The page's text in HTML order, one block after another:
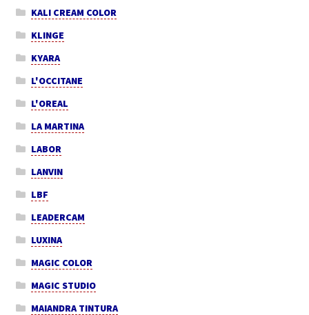
KALI CREAM COLOR
KLINGE
KYARA
L'OCCITANE
L'OREAL
LA MARTINA
LABOR
LANVIN
LBF
LEADERCAM
LUXINA
MAGIC COLOR
MAGIC STUDIO
MAIANDRA TINTURA